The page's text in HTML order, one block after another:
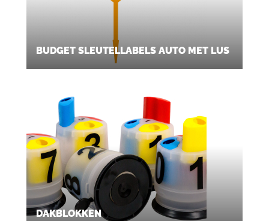
BUDGET SLEUTELLABELS AUTO MET LUS
DAKBLOKKEN